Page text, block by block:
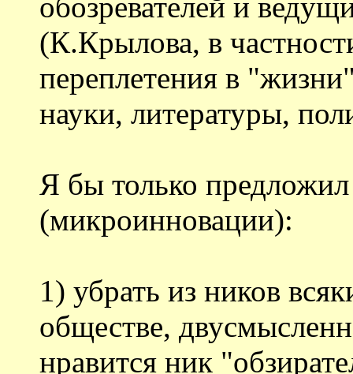
(К.Крылова, в
переплетения в
науки, литературы,
Я бы только
(микроинновации):
1) убрать из ников
обществе,
нравится ник